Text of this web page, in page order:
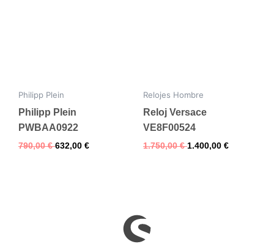
Philipp Plein
Philipp Plein
PWBAA0922
790,00€ 632,00 €
Relojes Hombre
Reloj Versace
VE8F00524
1.750,00€ 1.400,00 €